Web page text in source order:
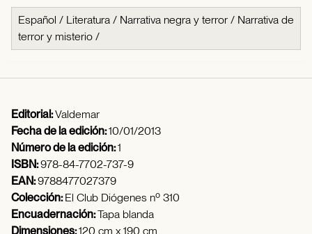
Español / Literatura / Narrativa negra y terror / Narrativa de
terror y misterio /
Editorial:Valdemar
Fecha de la edición:10/01/2013
Número de la edición:1
ISBN:978-84-7702-737-9
EAN:9788477027379
Colección:El Club Diógenes nº 310
Encuadernación:Tapa blanda
Dimensiones:120 cm x 190 cm